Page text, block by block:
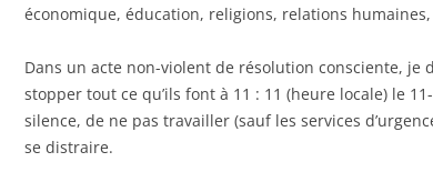
économique, éducation, religions, relations
Dans un acte non-violent de résolution consciente, je
stopper tout ce qu’ils font à 11 : 11 (heure locale) le
silence, de ne pas travailler (sauf les services
se distraire.